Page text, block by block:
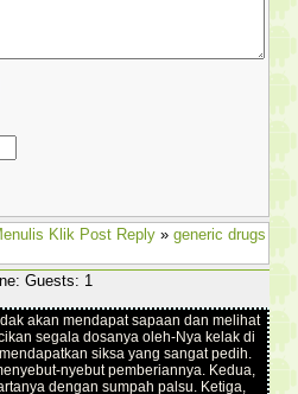
Klik Post Reply » generic drugs
Guests: 1
akan mendapat sapaan dan melihat
segala dosanya oleh-Nya kelak di
siksa yang sangat pedih.
nyebut pemberiannya. Kedua,
dengan sumpah palsu. Ketiga,